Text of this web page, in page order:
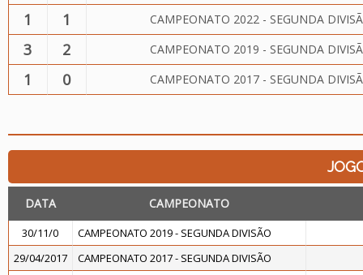
1 1 CAMPEONATO 2022 - SEGUNDA
3 2 CAMPEONATO 2019 - SEGUNDA
1 0 CAMPEONATO 2017 - SEGUNDA
DATA CAMPEONATO
30/11/0
CAMPEONATO 2019 - SEGUNDA DIVISÃO
29/04/2017
CAMPEONATO 2017 - SEGUNDA DIVISÃO